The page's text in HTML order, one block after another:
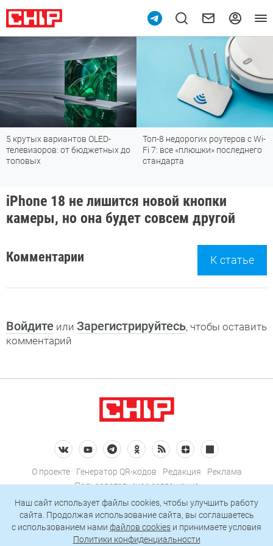
5 крутых вариантов OLED-
телевизоров: от бюджетных до
топовых
Топ-8 недорогих роутеров с Wi-
Fi 7: все «плюшки» последнего
стандарта
iPhone 18 не лишится новой кнопки
камеры, но она будет совсем другой
Комментарии К статье
Войдите или Зарегистрируйтесь, чтобы оставить
комментарий
О проекте Генератор QR-кодов Редакция
Реклама
Пользовательское соглашение
Политика конфиденциальности
Подписаться на рассылку
Наш сайт использует файлы cookies, чтобы улучшить работу
сайта. Продолжая использование сайта, вы соглашаетесь
c использованием нами файлов cookies и принимаете условия
Политики конфиденциальности